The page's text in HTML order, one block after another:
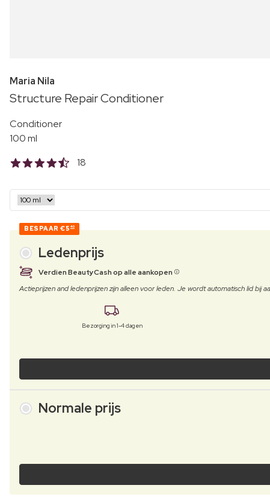
Maria Nila
Structure Repair Conditioner
Conditioner
100 ml
18
BESPAAR €5 40
Ledenprijs
Verdien BeautyCash op alle aankopen
Actieprijzen and ledenprijzen zijn alleen voor leden. Je wordt automatisch lid bij
Bezorging in 1-4 dagen
Normale prijs